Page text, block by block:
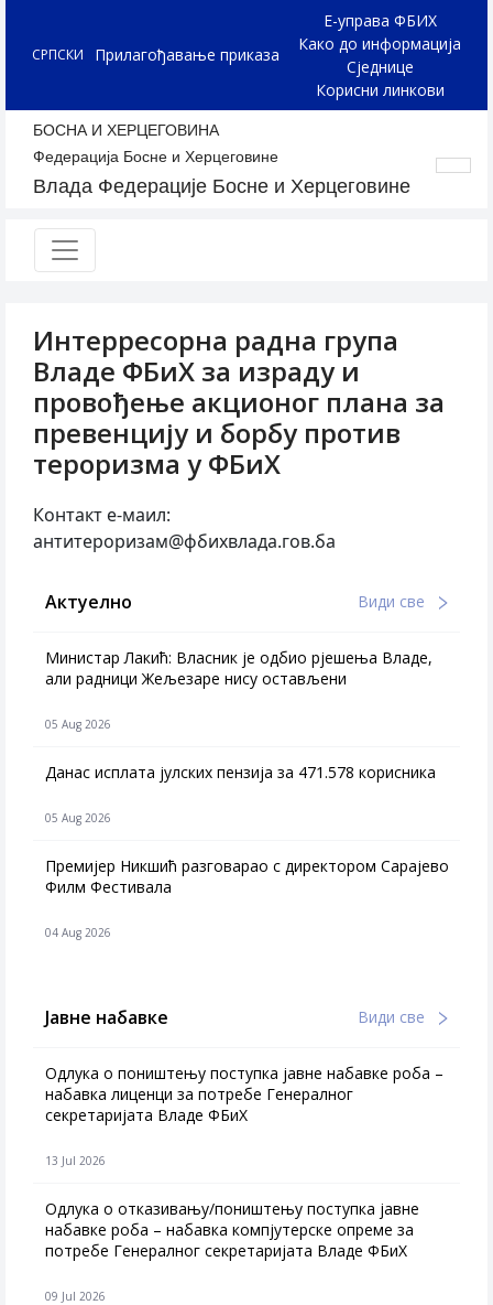
СРПСКИ Прилагођавање приказа
Е-управа ФБИХ
Како до информација
Сједнице
Корисни линкови
БОСНА И ХЕРЦЕГОВИНА
Федерација Босне и Херцеговине
Влада Федерације Босне и Херцеговине
Интерресорна радна група
Владе ФБиХ за израду и
провођење акционог плана за
превенцију и борбу против
тероризма у ФБиХ
Контакт е-маил:
антитероризам@фбихвлада.гов.ба
Актуелно Види све
Министар Лакић: Власник је одбио рјешења Владе,
али радници Жељезаре нису остављени
05 Aug 2026
Данас исплата јулских пензија за 471.578 корисника
05 Aug 2026
Премијер Никшић разговарао с директором Сарајево
Филм Фестивала
04 Aug 2026
Јавне набавке Види све
Одлука о поништењу поступка јавне набавке роба –
набавка лиценци за потребе Генералног
секретаријата Владе ФБиХ
13 Jul 2026
Одлука о отказивању/поништењу поступка јавне
набавке роба – набавка компјутерске опреме за
потребе Генералног секретаријата Владе ФБиХ
09 Jul 2026